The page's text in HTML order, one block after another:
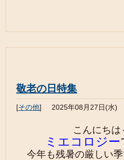
敬老の日特集
[その他] 2025年08月27日(水)
こんにちは
ミエコロジー
今年も残暑の厳しい季